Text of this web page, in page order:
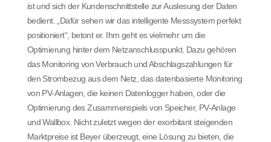
ist und sich der Kundenschnittstelle zur Auslesung der Daten
bedient. „Dafür sehen wir das intelligente Messsystem perfekt
positioniert“, betont er. Ihm geht es vielmehr um die
Optimierung hinter dem Netzanschlusspunkt. Dazu gehören
das Monitoring von Verbrauch und Abschlagszahlungen für
den Strombezug aus dem Netz, das datenbasierte Monitoring
von PV-Anlagen, die keinen Datenlogger haben, oder die
Optimierung des Zusammenspiels von Speicher, PV-Anlage
und Wallbox. Nicht zuletzt wegen der exorbitant steigenden
Marktpreise ist Beyer überzeugt, eine Lösung zu bieten, die